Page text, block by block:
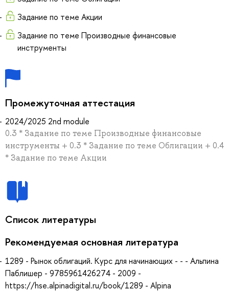
Задание по теме Акции
Задание по теме Производные финансовые
инструменты
Промежуточная аттестация
2024/2025 2nd module
0.3 * Задание по теме Производные финансовые
инструменты + 0.3 * Задание по теме Облигации + 0.4
* Задание по теме Акции
Список литературы
Рекомендуемая основная литература
1289 - Рынок облигаций. Курс для начинающих - - - Альпина
Паблишер - 9785961426274 - 2009 -
https://hse.alpinadigital.ru/book/1289 - Alpina